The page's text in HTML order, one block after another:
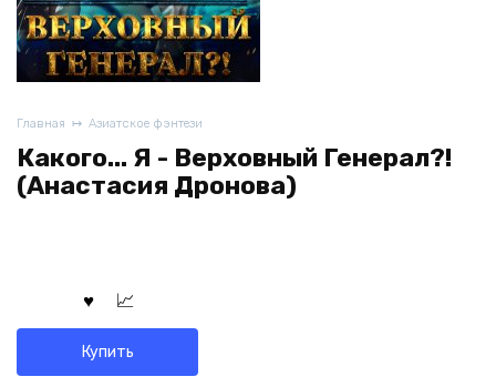
Главная Азиатское фэнтези
Какого... Я - Верховный Генерал?!
(Анастасия Дронова)
Купить